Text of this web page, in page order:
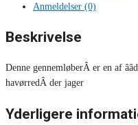
Anmeldelser (0)
Beskrivelse
Denne gennemløberÂ er en af
havørredÂ der jager
Yderligere